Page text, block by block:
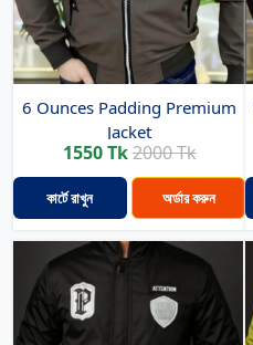
6 Ounces Padding Premium
Jacket
1550 Tk2000 Tk
কার্টে রাখুন অর্ডার করুন